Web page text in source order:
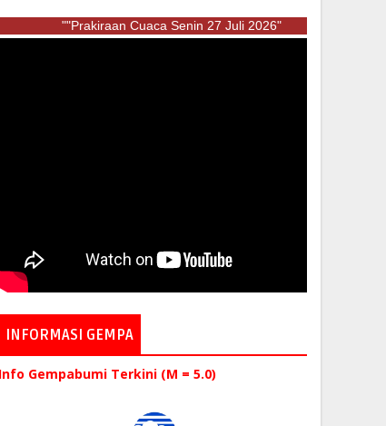
""Prakiraan Cuaca Senin 27 Juli 2026"
INFORMASI GEMPA
Info Gempabumi Terkini (M = 5.0)